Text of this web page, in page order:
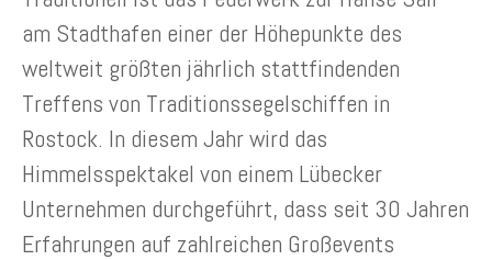
am Stadthafen einer der Höhepunkte des
weltweit größten jährlich stattfindenden
Treffens von Traditionssegelschiffen in
Rostock. In diesem Jahr wird das
Himmelsspektakel von einem Lübecker
Unternehmen durchgeführt, dass seit 30 Jahren
Erfahrungen auf zahlreichen Großevents